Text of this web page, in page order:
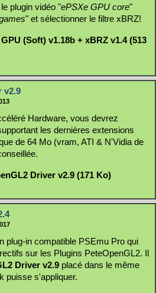
plugin vidéo "ePSXe GPU core"
" et sélectionner le filtre xBRZ!
(Soft) v1.18b + xBRZ v1.4 (513
v2.9
Hardware, vous devrez
les dernières extensions
de 64 Mo (vram, ATI & N'Vidia de
Driver v2.9 (171 Ko)
plug-in compatible PSEmu Pro qui
sur les Plugins PeteOpenGL2. Il
Driver v2.9 placé dans le même
puisse s'appliquer.